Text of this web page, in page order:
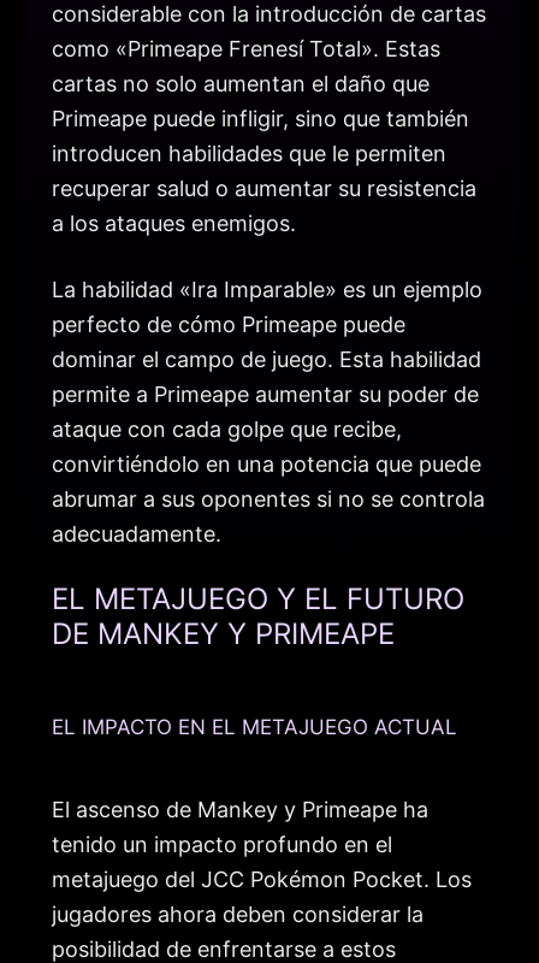
considerable con la introducción de cartas
como «Primeape Frenesí Total». Estas
cartas no solo aumentan el daño que
Primeape puede infligir, sino que también
introducen habilidades que le permiten
recuperar salud o aumentar su resistencia
a los ataques enemigos.
La habilidad «Ira Imparable» es un ejemplo
perfecto de cómo Primeape puede
dominar el campo de juego. Esta habilidad
permite a Primeape aumentar su poder de
ataque con cada golpe que recibe,
convirtiéndolo en una potencia que puede
abrumar a sus oponentes si no se controla
adecuadamente.
EL METAJUEGO Y EL FUTURO
DE MANKEY Y PRIMEAPE
EL IMPACTO EN EL METAJUEGO ACTUAL
El ascenso de Mankey y Primeape ha
tenido un impacto profundo en el
metajuego del JCC Pokémon Pocket. Los
jugadores ahora deben considerar la
posibilidad de enfrentarse a estos